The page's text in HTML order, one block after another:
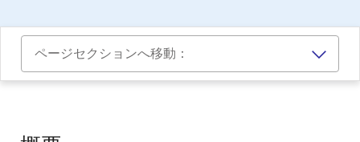
ページセクションへ移動：